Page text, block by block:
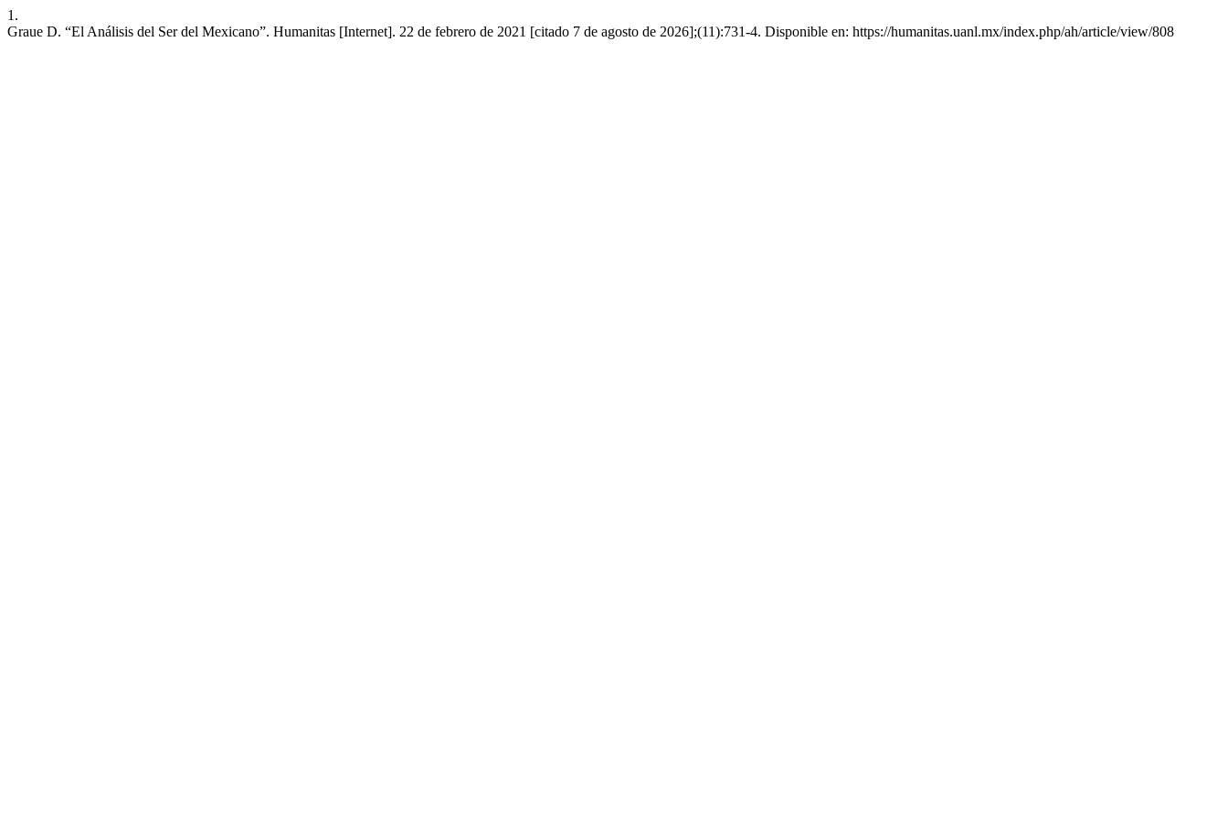
1.
Graue D. “El Análisis del Ser del Mexicano”. Humanitas [Internet]. 22 de febrero de 2021 [citado 7 de agosto de 2026];(11):731-4. Disponible en: https://humanitas.uanl.mx/index.php/ah/article/view/808